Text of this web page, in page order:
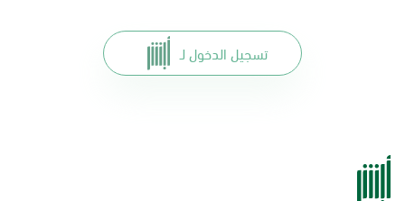
تسجيل الدخول لـ